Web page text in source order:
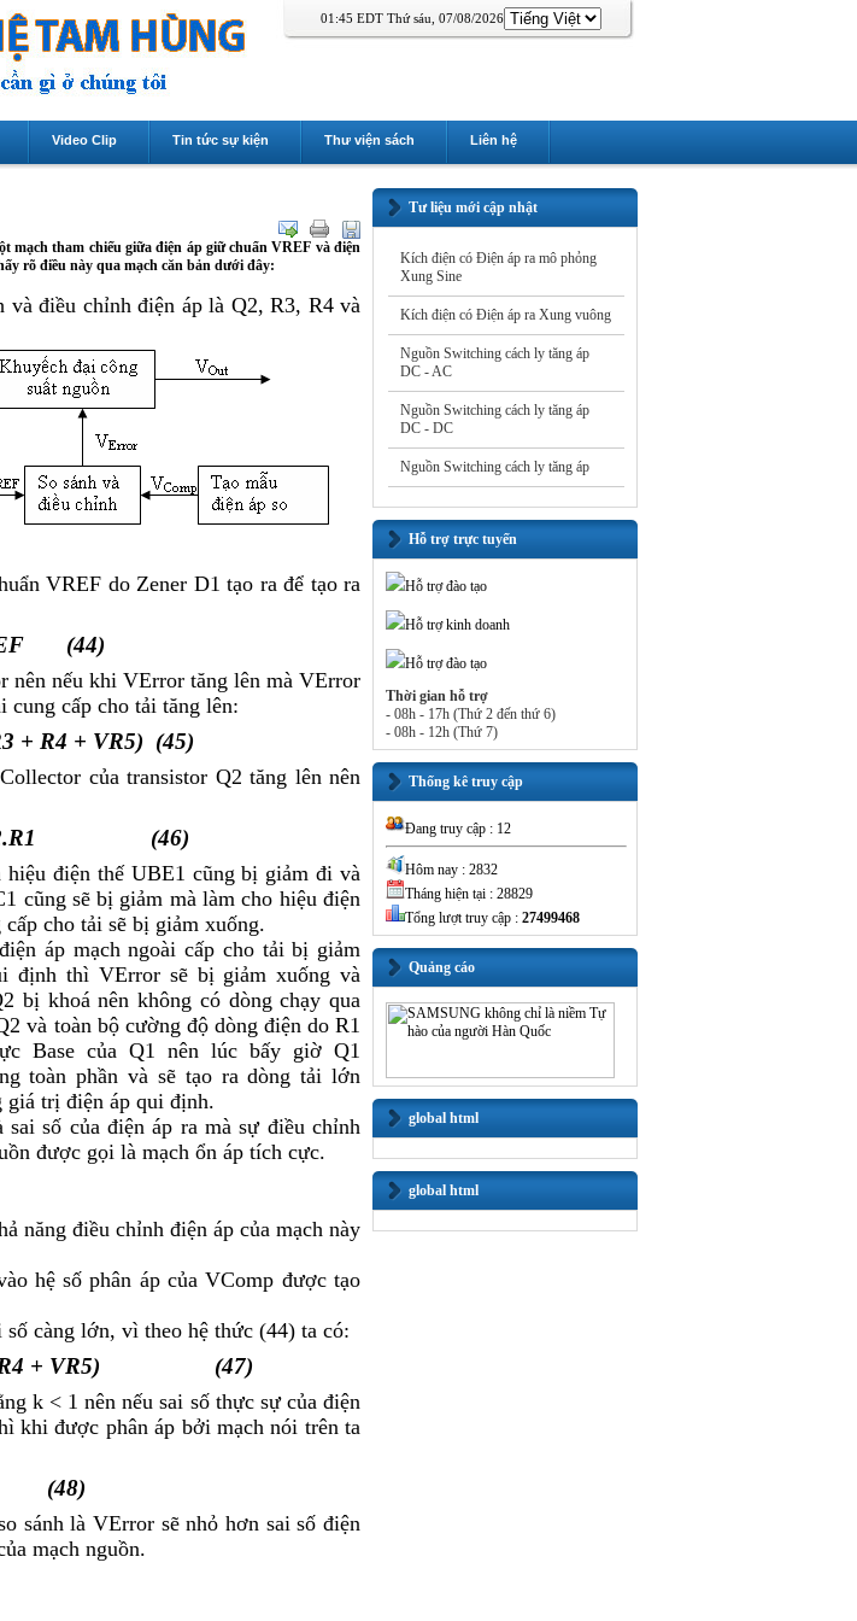
01:45 EDT Thứ sáu, 07/08/2026
Video Clip Tin tức sự kiện Thư viện sách Liên hệ
mạch tham chiếu giữa điện áp giữ chuẩn VREF và điện
rõ điều này qua mạch căn bản dưới đây:
và điều chỉnh điện áp là Q2, R3, R4 và
VREF do Zener D1 tạo ra để tạo ra
(44)
nên nếu khi VErrortăng lên mà VError
cung cấp cho tải tăng lên:
3 + R4 + VR5) (45)
của transistor Q2 tăng lên nên
.R1 (46)
hiệu điện thế UBE1 cũng bị giảm đi và
cũng sẽ bị giảm mà làm cho hiệu điện
cho tải sẽ bị giảm xuống.
áp mạch ngoài cấp cho tải bị giảm
định thì VError sẽ bị giảm xuống và
bị khoá nên không có dòng chạy qua
và toàn bộ cường độ dòng điện do R1
Base của Q1 nên lúc bấy giờ Q1
toàn phần và sẽ tạo ra dòng tải lớn
giá trị điện áp qui định.
số của điện áp ra mà sự điều chỉnh
được gọi là mạch ổn áp tích cực.
năng điều chỉnh điện áp của mạch này
hệ số phân áp của VComp được tạo
càng lớn, vì theo hệ thức (44) ta có:
4 + VR5) (47)
k < 1 nên nếu sai số thực sự của điện
khi được phân áp bởi mạch nói trên ta
sánh là VError sẽ nhỏ hơn sai số điện
mạch nguồn.
Tư liệu mới cập nhật
Kích điện có Điện áp ra mô phỏng
Xung Sine
Kích điện có Điện áp ra Xung vuông
Nguồn Switching cách ly tăng áp
DC - AC
Nguồn Switching cách ly tăng áp
DC - DC
Nguồn Switching cách ly tăng áp
Hỗ trợ trực tuyến
Hỗ trợ đào tạo
Hỗ trợ kinh doanh
Hỗ trợ đào tạo
Thời gian hỗ trợ
- 08h - 17h (Thứ 2 đến thứ 6)
- 08h - 12h (Thứ 7)
Thống kê truy cập
Đang truy cập : 12
Hôm nay : 2832
Tháng hiện tại : 28829
Tổng lượt truy cập : 27499468
Quảng cáo
global html
global html